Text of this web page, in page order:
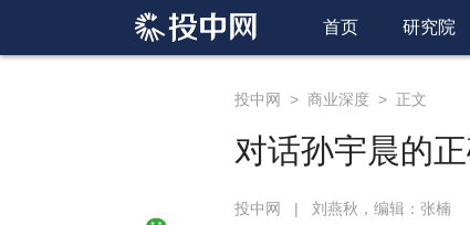
首页 研究院
投中网 > 商业深度 > 正文
对话孙宇晨的
投中网 | 刘燕秋，编辑：张楠